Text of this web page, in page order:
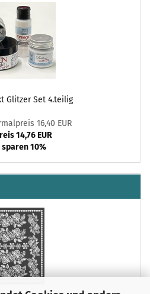
Glitzer Set 4.teilig
16,40 EUR
14,76 EUR
sparen 10%